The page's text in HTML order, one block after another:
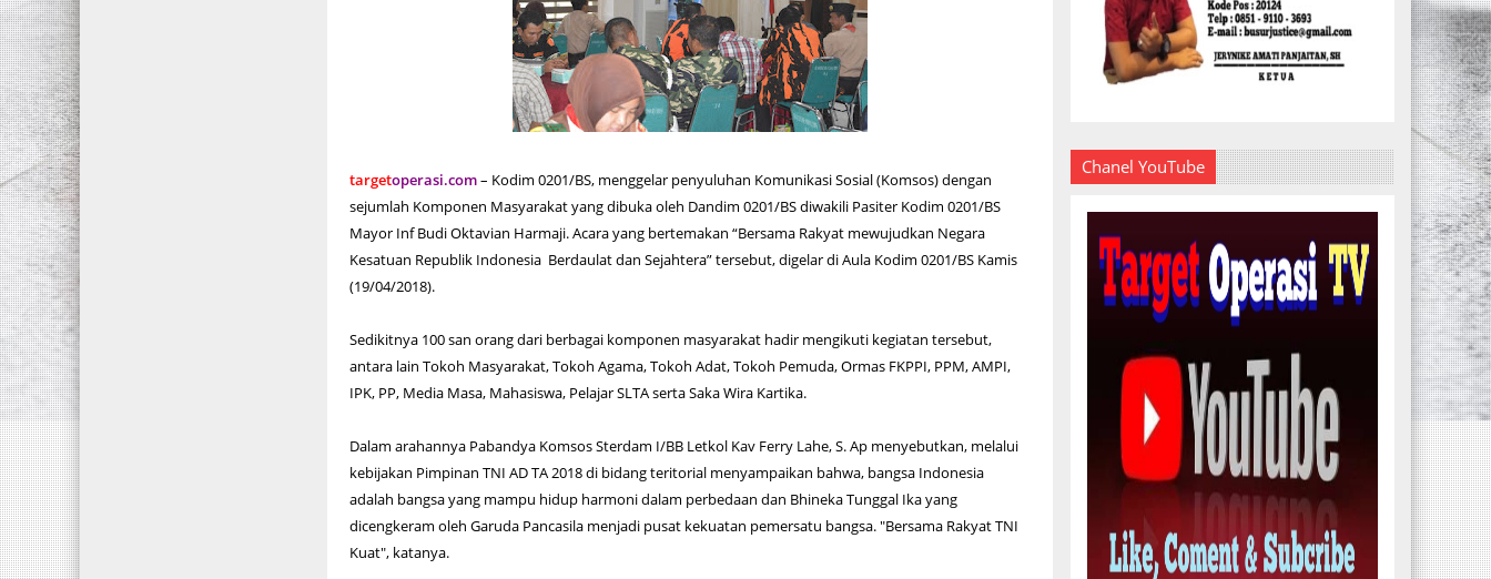
targetoperasi.com– Kodim 0201/BS, menggelar penyuluhan Komunikasi Sosial (Komsos) dengan
sejumlah Komponen Masyarakat yang dibuka oleh Dandim 0201/BS diwakili Pasiter Kodim 0201/BS
Mayor Inf Budi Oktavian Harmaji. Acara yang bertemakan “Bersama Rakyat mewujudkan Negara
Kesatuan Republik Indonesia Berdaulat dan Sejahtera” tersebut, digelar di Aula Kodim 0201/BS Kamis
(19/04/2018).
Sedikitnya 100 san orang dari berbagai komponen masyarakat hadir mengikuti kegiatan tersebut,
antara lain Tokoh Masyarakat, Tokoh Agama, Tokoh Adat, Tokoh Pemuda, Ormas FKPPI, PPM, AMPI,
IPK, PP, Media Masa, Mahasiswa, Pelajar SLTA serta Saka Wira Kartika.
Dalam arahannya Pabandya Komsos Sterdam I/BB Letkol Kav Ferry Lahe, S. Ap menyebutkan, melalui
kebijakan Pimpinan TNI AD TA 2018 di bidang teritorial menyampaikan bahwa, bangsa Indonesia
adalah bangsa yang mampu hidup harmoni dalam perbedaan dan Bhineka Tunggal Ika yang
dicengkeram oleh Garuda Pancasila menjadi pusat kekuatan pemersatu bangsa. "Bersama Rakyat TNI
Kuat", katanya.
Chanel YouTube